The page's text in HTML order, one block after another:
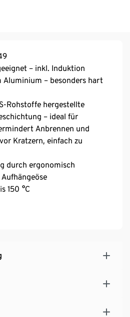
– inkl. Induktion
Aluminium – besonders hart
Rohstoffe hergestellte
– ideal für
Anbrennen und
Kratzern, einfach zu
durch ergonomisch
150 °C
spülmaschinengeeignet